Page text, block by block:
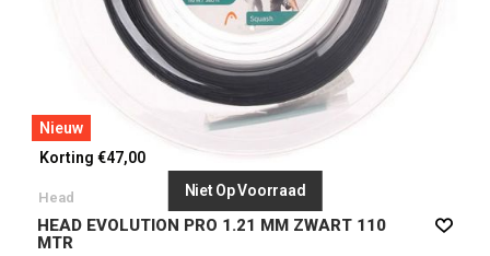
Niet Op Voorraad
Nieuw
Korting €47,00
Head
HEAD EVOLUTION PRO 1.21 MM ZWART 110
MTR